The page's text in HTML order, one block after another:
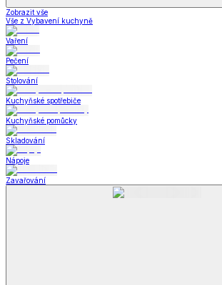
Zobrazit vše
Vše z Vybavení kuchyně
Vaření
Pečení
Stolování
Kuchyňské spotřebiče
Kuchyňské pomůcky
Skladování
Nápoje
Zavařování